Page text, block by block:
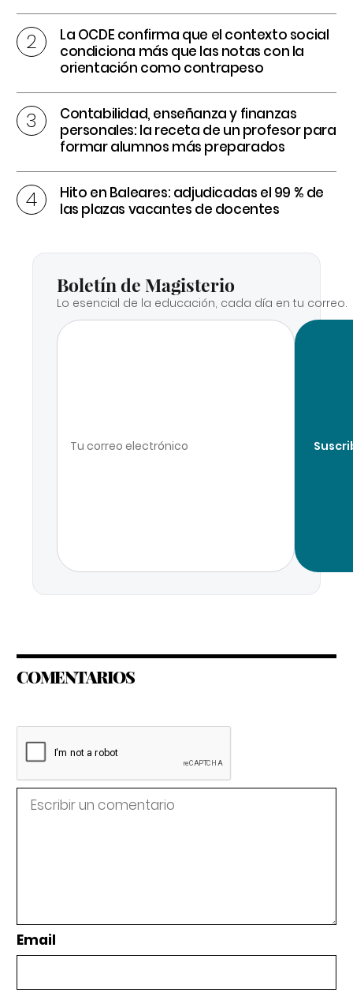
La OCDE confirma que el contexto social
condiciona más que las notas con la
orientación como contrapeso
Contabilidad, enseñanza y finanzas
personales: la receta de un profesor para
formar alumnos más preparados
Hito en Baleares: adjudicadas el 99 % de
las plazas vacantes de docentes
Boletín de Magisterio
Lo esencial de la educación, cada día en tu correo.
COMENTARIOS
Email